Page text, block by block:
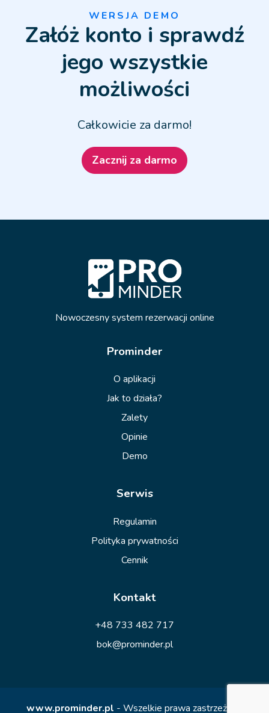
WERSJA DEMO
Załóż konto i sprawdź
jego wszystkie
możliwości
Całkowicie za darmo!
Zacznij za darmo
Nowoczesny system rezerwacji online
Prominder
O aplikacji
Jak to działa?
Zalety
Opinie
Demo
Serwis
Regulamin
Polityka prywatności
Cennik
Kontakt
+48 733 482 717
bok@prominder.pl
www.prominder.pl - Wszelkie prawa zastrzeżone